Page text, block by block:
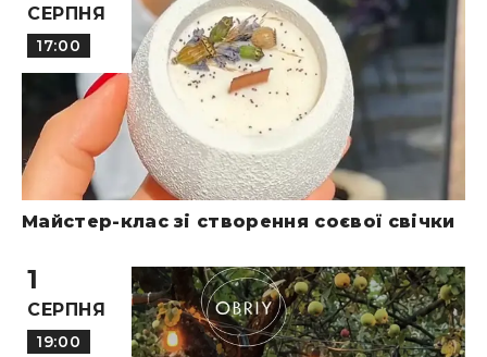
СЕРПНЯ
17:00
Майстер-клас зі створення соєвої свічки
1
СЕРПНЯ
19:00